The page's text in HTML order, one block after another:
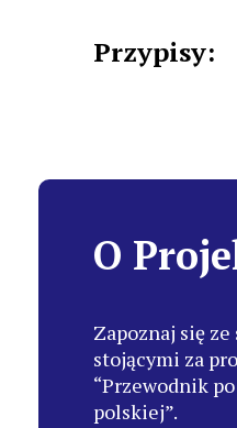
Przypisy:
O
Zapoznaj się ze
stojącymi za
“Przewodnik
polskiej”.